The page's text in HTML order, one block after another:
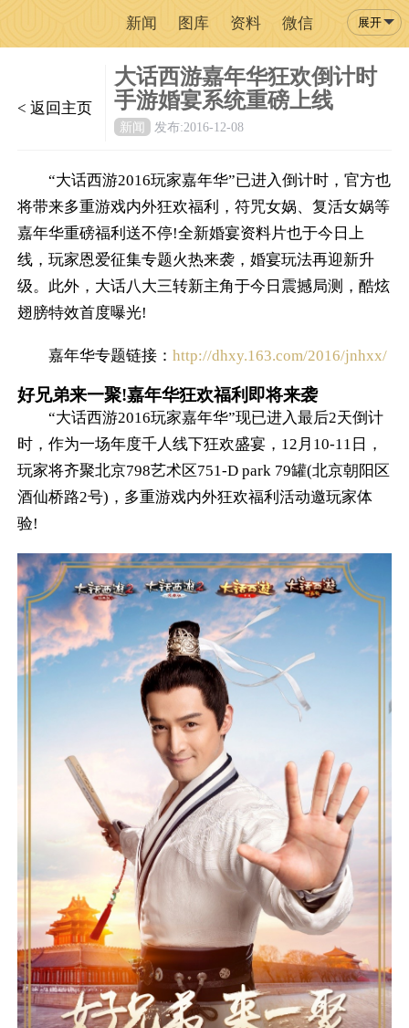
新闻 图库 资料 微信 展开
< 返回主页
大话西游嘉年华狂欢倒计时
手游婚宴系统重磅上线
新闻 发布:2016-12-08
“大话西游2016玩家嘉年华”已进入倒计时，官方也
将带来多重游戏内外狂欢福利，符咒女娲、复活女娲等
嘉年华重磅福利送不停!全新婚宴资料片也于今日上
线，玩家恩爱征集专题火热来袭，婚宴玩法再迎新升
级。此外，大话八大三转新主角于今日震撼局测，酷炫
翅膀特效首度曝光!
嘉年华专题链接：http://dhxy.163.com/2016/jnhxx/
好兄弟来一聚!嘉年华狂欢福利即将来袭
“大话西游2016玩家嘉年华”现已进入最后2天倒计
时，作为一场年度千人线下狂欢盛宴，12月10-11日，
玩家将齐聚北京798艺术区751-D park 79罐(北京朝阳区
酒仙桥路2号)，多重游戏内外狂欢福利活动邀玩家体
验!